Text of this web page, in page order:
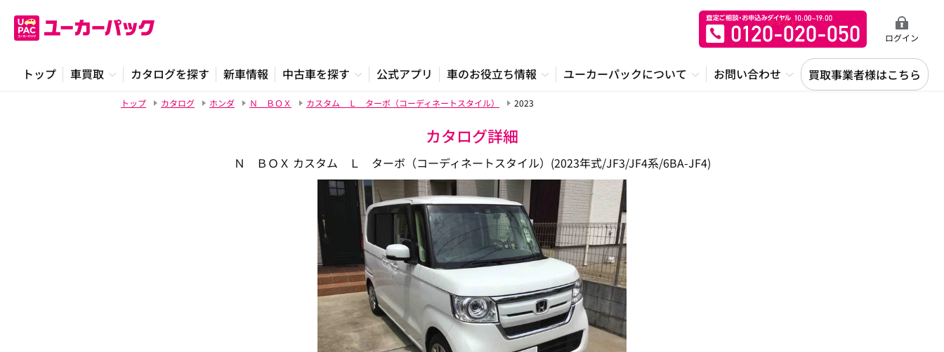
ログイン
トップ 車買取 カタログを探す 新車情報 中古車を探す 公式アプリ 車のお役立ち情報 ユーカーパックについて お問い合わせ 買取事業者様はこちら
トップ カタログ ホンダ Ｎ ＢＯＸ カスタム Ｌ ターボ（コーディネートスタイル） 2023
カタログ詳細
Ｎ ＢＯＸ カスタム Ｌ ターボ（コーディネートスタイル）(2023年式/JF3/JF4系/6BA-JF4)